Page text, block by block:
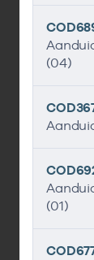
(04)
(01)